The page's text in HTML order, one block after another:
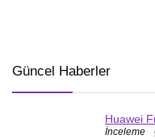
Güncel Haberler
Huawei
İnceleme